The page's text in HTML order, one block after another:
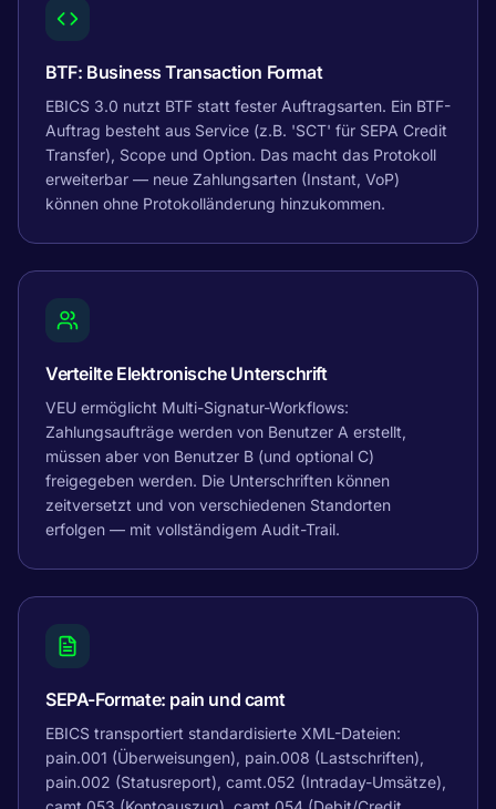
BTF: Business Transaction Format
EBICS 3.0 nutzt BTF statt fester Auftragsarten. Ein BTF-
Auftrag besteht aus Service (z.B. 'SCT' für SEPA Credit
Transfer), Scope und Option. Das macht das Protokoll
erweiterbar — neue Zahlungsarten (Instant, VoP)
können ohne Protokolländerung hinzukommen.
Verteilte Elektronische Unterschrift
VEU ermöglicht Multi-Signatur-Workflows:
Zahlungsaufträge werden von Benutzer A erstellt,
müssen aber von Benutzer B (und optional C)
freigegeben werden. Die Unterschriften können
zeitversetzt und von verschiedenen Standorten
erfolgen — mit vollständigem Audit-Trail.
SEPA-Formate: pain und camt
EBICS transportiert standardisierte XML-Dateien:
pain.001 (Überweisungen), pain.008 (Lastschriften),
pain.002 (Statusreport), camt.052 (Intraday-Umsätze),